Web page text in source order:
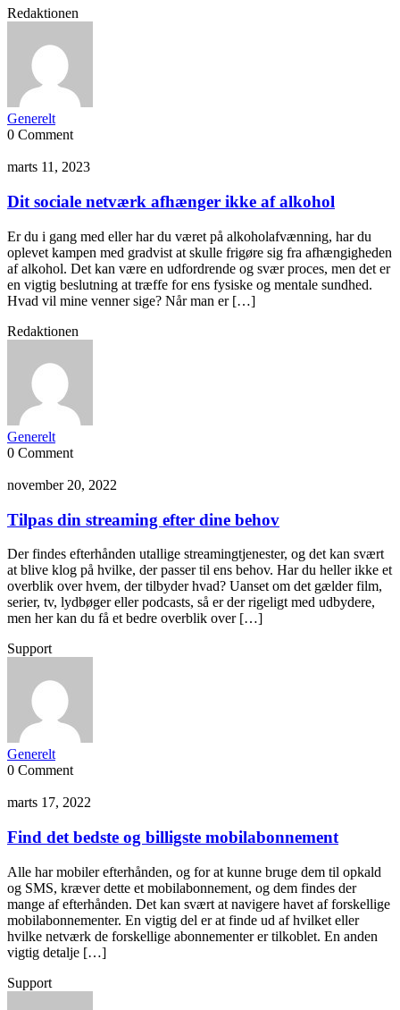
Redaktionen
Generelt
0 Comment
marts 11, 2023
Dit sociale netværk afhænger ikke af alkohol
Er du i gang med eller har du været på alkoholafvænning, har du
oplevet kampen med gradvist at skulle frigøre sig fra afhængigheden
af alkohol. Det kan være en udfordrende og svær proces, men det er
en vigtig beslutning at træffe for ens fysiske og mentale sundhed.
Hvad vil mine venner sige? Når man er […]
Redaktionen
Generelt
0 Comment
november 20, 2022
Tilpas din streaming efter dine behov
Der findes efterhånden utallige streamingtjenester, og det kan svært
at blive klog på hvilke, der passer til ens behov. Har du heller ikke et
overblik over hvem, der tilbyder hvad? Uanset om det gælder film,
serier, tv, lydbøger eller podcasts, så er der rigeligt med udbydere,
men her kan du få et bedre overblik over […]
Support
Generelt
0 Comment
marts 17, 2022
Find det bedste og billigste mobilabonnement
Alle har mobiler efterhånden, og for at kunne bruge dem til opkald
og SMS, kræver dette et mobilabonnement, og dem findes der
mange af efterhånden. Det kan svært at navigere havet af forskellige
mobilabonnementer. En vigtig del er at finde ud af hvilket eller
hvilke netværk de forskellige abonnementer er tilkoblet. En anden
vigtig detalje […]
Support